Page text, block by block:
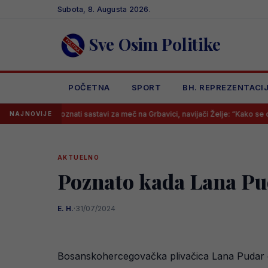
Subota, 8. Augusta 2026.
Sve Osim Politike
POČETNA SPORT BH.
NAJNOVIJE
Poznati sastavi za meč na Grbavici, navijači Želje: “Kako se ono zove
AKTUELNO
Poznato kada Lana
E. H.·31/07/2024
Bosanskohercegovačka plivačica Lana